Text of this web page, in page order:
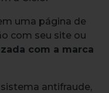
uma página de
com seu site ou
com a marca
antifraude,